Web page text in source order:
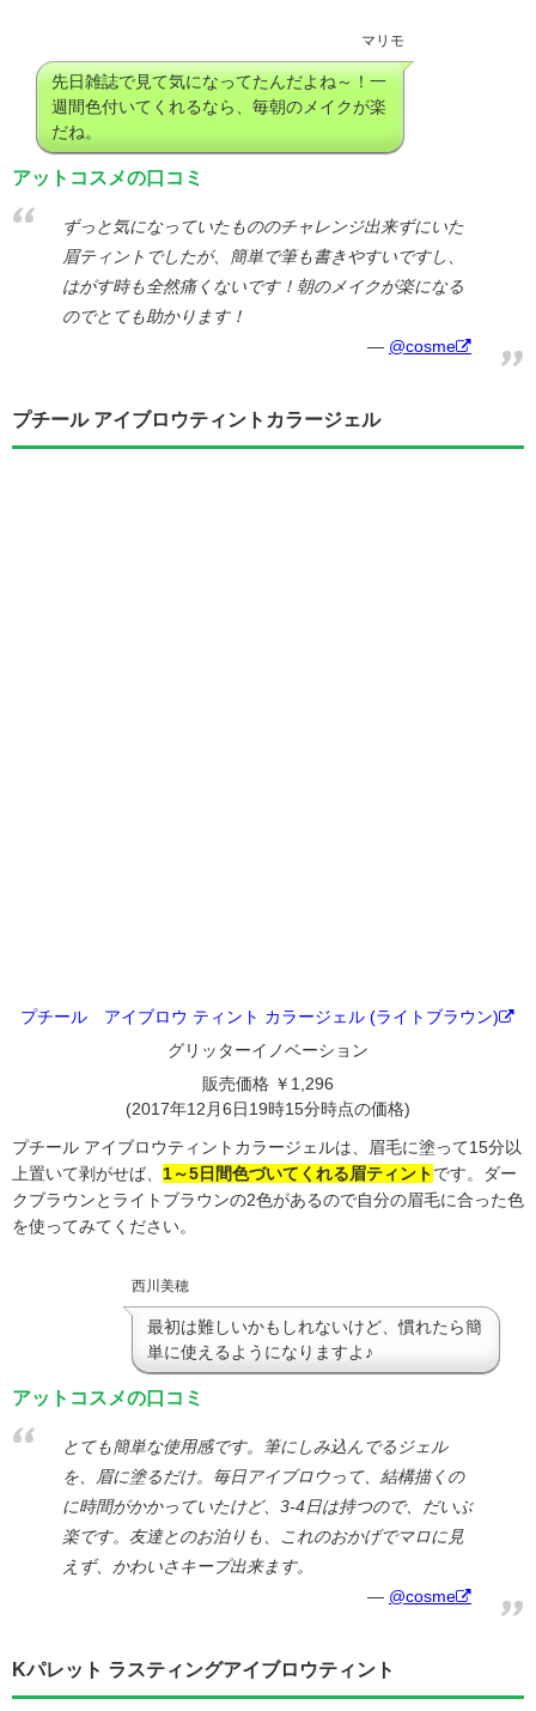
マリモ
先日雑誌で見て気になってたんだよね～！一
週間色付いてくれるなら、毎朝のメイクが楽
だね。
アットコスメの口コミ
ずっと気になっていたもののチャレンジ出来ずにいた
眉ティントでしたが、簡単で筆も書きやすいですし、
はがす時も全然痛くないです！朝のメイクが楽になる
のでとても助かります！
@cosme
プチール アイブロウティントカラージェル
プチール アイブロウ ティント カラージェル (ライトブラウン)
グリッターイノベーション
販売価格 ￥1,296
(2017年12月6日19時15分時点の価格)
プチール アイブロウティントカラージェルは、眉毛に塗って15分以
上置いて剥がせば、 1～5日間色づいてくれる眉ティントです。ダー
クブラウンとライトブラウンの2色があるので自分の眉毛に合った色
を使ってみてください。
西川美穂
最初は難しいかもしれないけど、慣れたら簡
単に使えるようになりますよ♪
アットコスメの口コミ
とても簡単な使用感です。筆にしみ込んでるジェル
を、眉に塗るだけ。毎日アイブロウって、結構描くの
に時間がかかっていたけど、3-4日は持つので、だいぶ
楽です。友達とのお泊りも、これのおかげでマロに見
えず、かわいさキープ出来ます。
@cosme
Kパレット ラスティングアイブロウティント